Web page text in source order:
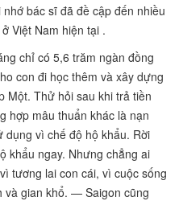
bác sĩ đã đề cập đến nhiều
Việt Nam hiện tại .
chỉ có 5,6 trăm ngàn đồng
con đi học thêm và xây dựng
Một. Thử hỏi sau khi trả tiền
hợp mâu thuẩn khác là nạn
dụng vì chế độ hộ khẩu. Rời
khẩu ngay. Nhưng chẳng ai
tương lai con cái, vì cuộc sống
và gian khổ. — Saigon cũng